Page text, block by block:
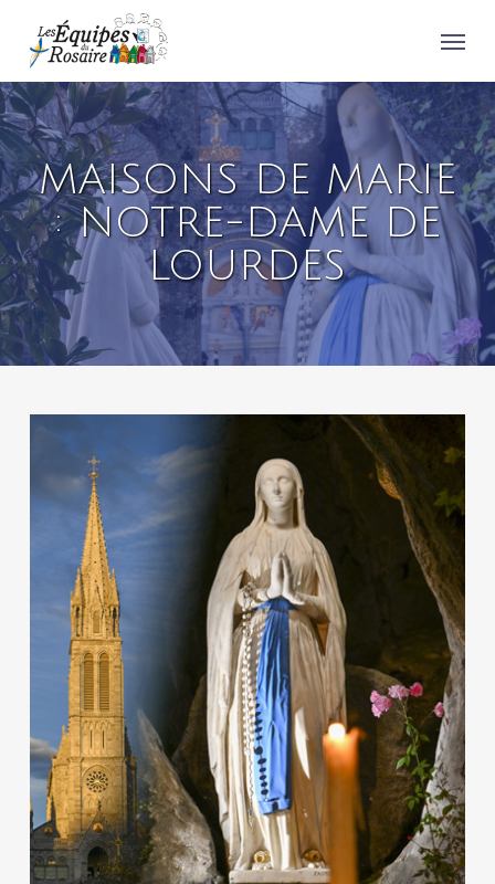
main
content
Menu
MAISONS DE MARIE
: NOTRE-DAME DE
LOURDES